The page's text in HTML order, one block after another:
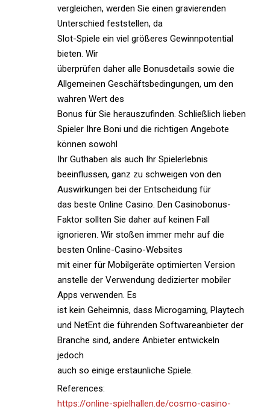
vergleichen, werden Sie einen gravierenden
Unterschied feststellen, da
Slot-Spiele ein viel größeres Gewinnpotential
bieten. Wir
überprüfen daher alle Bonusdetails sowie die
Allgemeinen Geschäftsbedingungen, um den
wahren Wert des
Bonus für Sie herauszufinden. Schließlich lieben
Spieler Ihre Boni und die richtigen Angebote
können sowohl
Ihr Guthaben als auch Ihr Spielerlebnis
beeinflussen, ganz zu schweigen von den
Auswirkungen bei der Entscheidung für
das beste Online Casino. Den Casinobonus-
Faktor sollten Sie daher auf keinen Fall
ignorieren. Wir stoßen immer mehr auf die
besten Online-Casino-Websites
mit einer für Mobilgeräte optimierten Version
anstelle der Verwendung dedizierter mobiler
Apps verwenden. Es
ist kein Geheimnis, dass Microgaming, Playtech
und NetEnt die führenden Softwareanbieter der
Branche sind, andere Anbieter entwickeln
jedoch
auch so einige erstaunliche Spiele.
References:
https://online-spielhallen.de/cosmo-casino-